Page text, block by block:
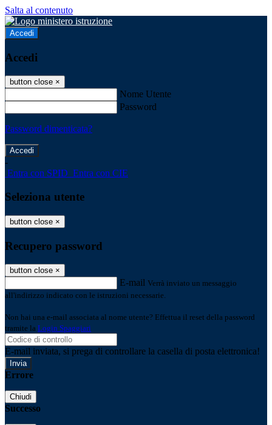
Salta al contenuto
Accedi
Accedi
button close ×
Nome Utente
Password
Password dimenticata?
-
Entra con SPID Entra con CIE
Seleziona utente
button close ×
Recupero password
button close ×
E-mail Verrà inviato un messaggio
all'indirizzo indicato con le istruzioni necessarie.
Non hai una e-mail associata al nome utente? Effettua il reset della password
tramite la Login Spaggiari
E-mail inviata, si prega di controllare la casella di posta elettronica!
Errore
Chiudi
Successo